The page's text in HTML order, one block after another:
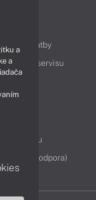
a platby
Cenník servisu
tovaru
podpora)
a
a